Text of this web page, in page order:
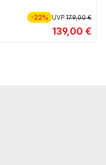
-22% UVP179,00 €
139,00 €